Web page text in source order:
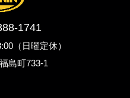
1741
（日曜定休）
島町733-1